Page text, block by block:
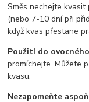
Směs nechejte
(nebo 7-10 dní při
když kvas přestane
Použití do
promíchejte. Můžete
kvasu.
Nezapomeňte